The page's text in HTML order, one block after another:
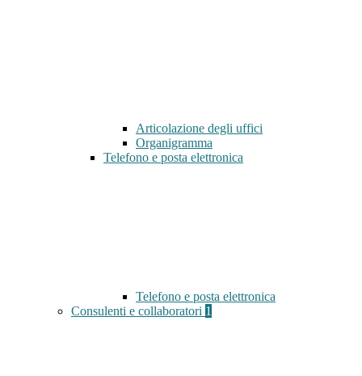
Articolazione degli uffici
Organigramma
Telefono e posta elettronica
Telefono e posta elettronica
Consulenti e collaboratori 1